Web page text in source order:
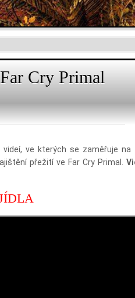
Cry Primal
ve kterých se zaměřuje na
přežití ve Far Cry Primal.